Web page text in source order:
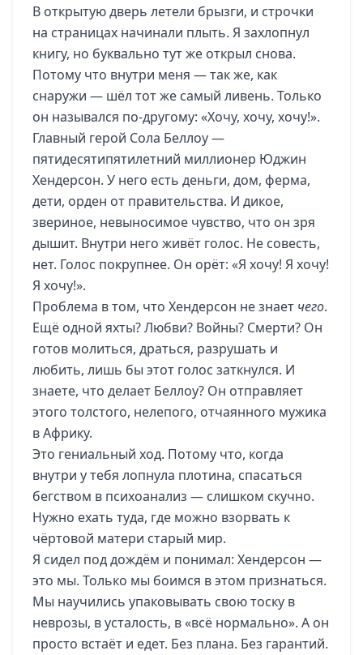
В открытую дверь летели брызги, и строчки
на страницах начинали плыть. Я захлопнул
книгу, но буквально тут же открыл снова.
Потому что внутри меня — так же, как
снаружи — шёл тот же самый ливень. Только
он назывался по-другому: «Хочу, хочу, хочу!».
Главный герой Сола Беллоу —
пятидесятипятилетний миллионер Юджин
Хендерсон. У него есть деньги, дом, ферма,
дети, орден от правительства. И дикое,
звериное, невыносимое чувство, что он зря
дышит. Внутри него живёт голос. Не совесть,
нет. Голос покрупнее. Он орёт: «Я хочу! Я хочу!
Я хочу!».
Проблема в том, что Хендерсон не знает чего.
Ещё одной яхты? Любви? Войны? Смерти? Он
готов молиться, драться, разрушать и
любить, лишь бы этот голос заткнулся. И
знаете, что делает Беллоу? Он отправляет
этого толстого, нелепого, отчаянного мужика
в Африку.
Это гениальный ход. Потому что, когда
внутри у тебя лопнула плотина, спасаться
бегством в психоанализ — слишком скучно.
Нужно ехать туда, где можно взорвать к
чёртовой матери старый мир.
Я сидел под дождём и понимал: Хендерсон —
это мы. Только мы боимся в этом признаться.
Мы научились упаковывать свою тоску в
неврозы, в усталость, в «всё нормально». А он
просто встаёт и едет. Без плана. Без гарантий.